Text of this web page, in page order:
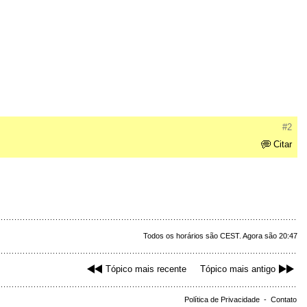
#2
Citar
Todos os horários são CEST. Agora são 20:47
Tópico mais recente Tópico mais antigo
Política de Privacidade - Contato